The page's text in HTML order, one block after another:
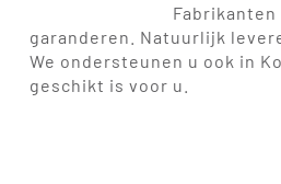
garanderen. Natuurlijk
We ondersteunen u ook in
geschikt is voor u.